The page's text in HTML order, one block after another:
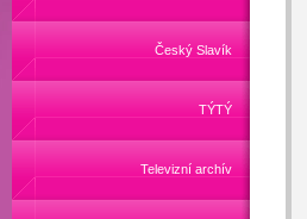
Český Slavík
TÝTÝ
Televizní archív